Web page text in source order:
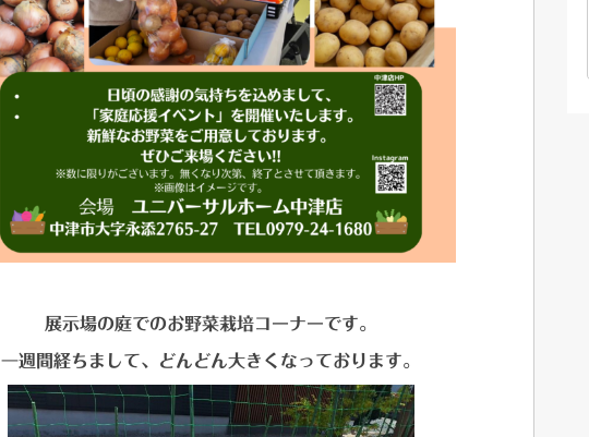
展示場の庭でのお野菜栽培コーナーです。
一週間経ちまして、どんどん大きくなっております。